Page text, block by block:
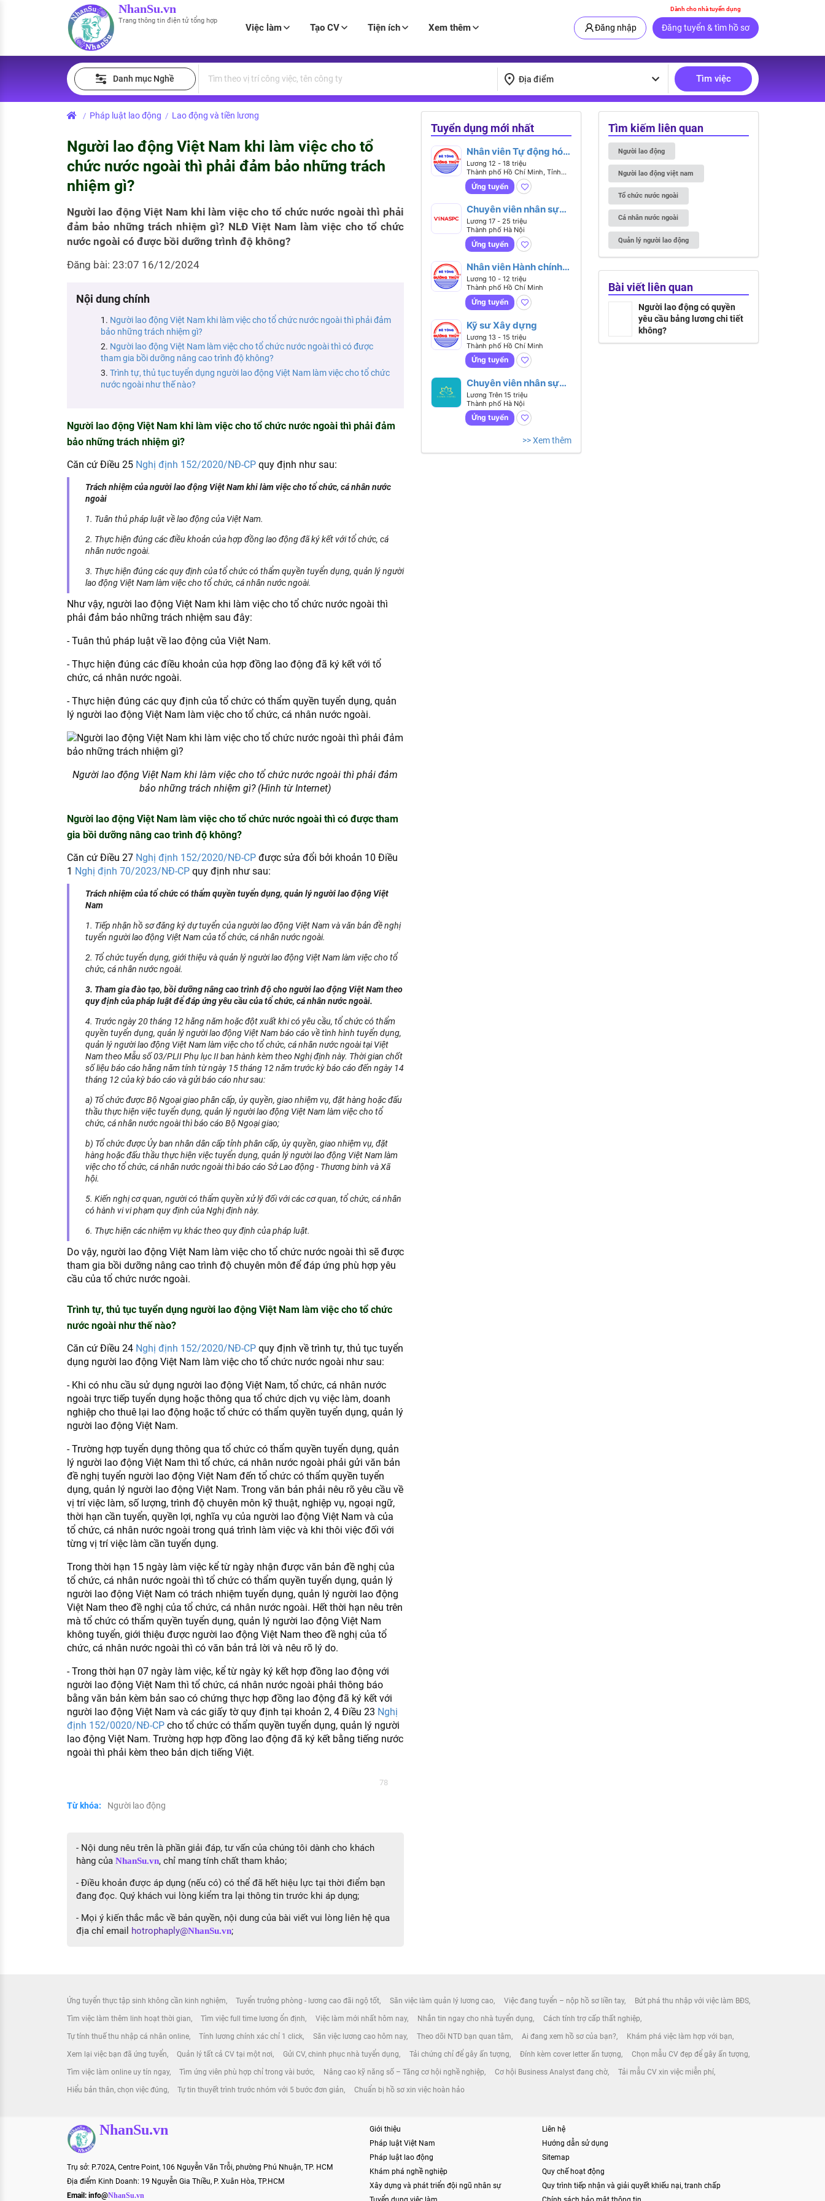
Dành cho nhà tuyển dụng
NhanSu.vn
Trang thông tin điện tử tổng hợp
Việc làm Tạo CV Tiện ích Xem thêm Đăng nhập Đăng tuyển & tìm hồ sơ
Tìm việc làm
Việc làm tốt nhất
Danh sách nhà tuyển dụng
Nhà tuyển dụng hàng đầu
Quản lý CV
MẪU CV THEO STYLE
Mẫu CV đơn giản
Mẫu CV hiện đại
Tính lương Gross - Net
PHÁP LUẬT VIỆT NAM
Văn bản pháp luật
Chính sách mới
Lao động và tiền lương
Bảo hiểm và phúc lợi
Thuế thu nhập
Hồ sơ biểu mẫu
Chính sách lao động
Tử vi nghề nghiệp
Kỹ năng nghề nghiệp
HƯỚNG NGHIỆP VIỆC LÀM
Đặc trưng từng nghề
XÂY DỰNG VÀ PHÁT TRIỂN ĐỘI NGŨ
TUYỂN DỤNG VIỆC LÀM
Danh mục Nghề Địa điểm Tìm việc
/ Pháp luật lao động / Lao động và tiền lương
Người lao động Việt Nam khi làm việc cho tổ
chức nước ngoài thì phải đảm bảo những trách
nhiệm gì?
Người lao động Việt Nam khi làm việc cho tổ chức nước ngoài thì phải
đảm bảo những trách nhiệm gì? NLĐ Việt Nam làm việc cho tổ chức
nước ngoài có được bồi dưỡng trình độ không?
Đăng bài: 23:07 16/12/2024
Nội dung chính
Người lao động Việt Nam khi làm việc cho tổ chức nước ngoài thì phải đảm
bảo những trách nhiệm gì?
Người lao động Việt Nam làm việc cho tổ chức nước ngoài thì có được
tham gia bồi dưỡng nâng cao trình độ không?
Trình tự, thủ tục tuyển dụng người lao động Việt Nam làm việc cho tổ chức
nước ngoài như thế nào?
Người lao động Việt Nam khi làm việc cho tổ chức nước ngoài thì phải đảm
bảo những trách nhiệm gì?
Căn cứ Điều 25Nghị định 152/2020/NĐ-CPquy định như sau:
Trách nhiệm của người lao động Việt Nam khi làm việc cho tổ chức, cá nhân nước
ngoài
1. Tuân thủ pháp luật về lao động của Việt Nam.
2. Thực hiện đúng các điều khoản của hợp đồng lao động đã ký kết với tổ chức, cá
nhân nước ngoài.
3. Thực hiện đúng các quy định của tổ chức có thẩm quyền tuyển dụng, quản lý người
lao động Việt Nam làm việc cho tổ chức, cá nhân nước ngoài.
Như vậy, người lao động Việt Nam khi làm việc cho tổ chức nước ngoài thì
phải đảm bảo những trách nhiệm sau đây:
- Tuân thủ pháp luật về lao động của Việt Nam.
- Thực hiện đúng các điều khoản của hợp đồng lao động đã ký kết với tổ
chức, cá nhân nước ngoài.
- Thực hiện đúng các quy định của tổ chức có thẩm quyền tuyển dụng, quản
lý người lao động Việt Nam làm việc cho tổ chức, cá nhân nước ngoài.
Người lao động Việt Nam khi làm việc cho tổ chức nước ngoài thì phải đảm
bảo những trách nhiệm gì? (Hình từ Internet)
Người lao động Việt Nam làm việc cho tổ chức nước ngoài thì có được tham
gia bồi dưỡng nâng cao trình độ không?
Căn cứ Điều 27 Nghị định 152/2020/NĐ-CPđược sửa đổi bởi khoản 10 Điều
1 Nghị định 70/2023/NĐ-CPquy định như sau:
Trách nhiệm của tổ chức có thẩm quyền tuyển dụng, quản lý người lao động Việt
Nam
1. Tiếp nhận hồ sơ đăng ký dự tuyển của người lao động Việt Nam và văn bản đề nghị
tuyển người lao động Việt Nam của tổ chức, cá nhân nước ngoài.
2. Tổ chức tuyển dụng, giới thiệu và quản lý người lao động Việt Nam làm việc cho tổ
chức, cá nhân nước ngoài.
3. Tham gia đào tạo, bồi dưỡng nâng cao trình độ cho người lao động Việt Nam theo
quy định của pháp luật để đáp ứng yêu cầu của tổ chức, cá nhân nước ngoài.
4. Trước ngày 20 tháng 12 hằng năm hoặc đột xuất khi có yêu cầu, tổ chức có thẩm
quyền tuyển dụng, quản lý người lao động Việt Nam báo cáo về tình hình tuyển dụng,
quản lý người lao động Việt Nam làm việc cho tổ chức, cá nhân nước ngoài tại Việt
Nam theo Mẫu số 03/PLII Phụ lục II ban hành kèm theo Nghị định này. Thời gian chốt
số liệu báo cáo hằng năm tính từ ngày 15 tháng 12 năm trước kỳ báo cáo đến ngày 14
tháng 12 của kỳ báo cáo và gửi báo cáo như sau:
a) Tổ chức được Bộ Ngoại giao phân cấp, ủy quyền, giao nhiệm vụ, đặt hàng hoặc đấu
thầu thực hiện việc tuyển dụng, quản lý người lao động Việt Nam làm việc cho tổ
chức, cá nhân nước ngoài thì báo cáo Bộ Ngoại giao;
b) Tổ chức được Ủy ban nhân dân cấp tỉnh phân cấp, ủy quyền, giao nhiệm vụ, đặt
hàng hoặc đấu thầu thực hiện việc tuyển dụng, quản lý người lao động Việt Nam làm
việc cho tổ chức, cá nhân nước ngoài thì báo cáo Sở Lao động - Thương binh và Xã
hội.
5. Kiến nghị cơ quan, người có thẩm quyền xử lý đối với các cơ quan, tổ chức, cá nhân
có hành vi vi phạm quy định của Nghị định này.
6. Thực hiện các nhiệm vụ khác theo quy định của pháp luật.
Do vậy, người lao động Việt Nam làm việc cho tổ chức nước ngoài thì sẽ được
tham gia bồi dưỡng nâng cao trình độ chuyên môn để đáp ứng phù hợp yêu
cầu của tổ chức nước ngoài.
Trình tự, thủ tục tuyển dụng người lao động Việt Nam làm việc cho tổ chức
nước ngoài như thế nào?
Căn cứ Điều 24 Nghị định 152/2020/NĐ-CPquy định về trình tự, thủ tục tuyển
dụng người lao động Việt Nam làm việc cho tổ chức nước ngoài như sau:
- Khi có nhu cầu sử dụng người lao động Việt Nam, tổ chức, cá nhân nước
ngoài trực tiếp tuyển dụng hoặc thông qua tổ chức dịch vụ việc làm, doanh
nghiệp cho thuê lại lao động hoặc tổ chức có thẩm quyền tuyển dụng, quản lý
người lao động Việt Nam.
- Trường hợp tuyển dụng thông qua tổ chức có thẩm quyền tuyển dụng, quản
lý người lao động Việt Nam thì tổ chức, cá nhân nước ngoài phải gửi văn bản
đề nghị tuyển người lao động Việt Nam đến tổ chức có thẩm quyền tuyển
dụng, quản lý người lao động Việt Nam. Trong văn bản phải nêu rõ yêu cầu về
vị trí việc làm, số lượng, trình độ chuyên môn kỹ thuật, nghiệp vụ, ngoại ngữ,
thời hạn cần tuyển, quyền lợi, nghĩa vụ của người lao động Việt Nam và của
tổ chức, cá nhân nước ngoài trong quá trình làm việc và khi thôi việc đối với
từng vị trí việc làm cần tuyển dụng.
Trong thời hạn 15 ngày làm việc kể từ ngày nhận được văn bản đề nghị của
tổ chức, cá nhân nước ngoài thì tổ chức có thẩm quyền tuyển dụng, quản lý
người lao động Việt Nam có trách nhiệm tuyển dụng, quản lý người lao động
Việt Nam theo đề nghị của tổ chức, cá nhân nước ngoài. Hết thời hạn nêu trên
mà tổ chức có thẩm quyền tuyển dụng, quản lý người lao động Việt Nam
không tuyển, giới thiệu được người lao động Việt Nam theo đề nghị của tổ
chức, cá nhân nước ngoài thì có văn bản trả lời và nêu rõ lý do.
- Trong thời hạn 07 ngày làm việc, kể từ ngày ký kết hợp đồng lao động với
người lao động Việt Nam thì tổ chức, cá nhân nước ngoài phải thông báo
bằng văn bản kèm bản sao có chứng thực hợp đồng lao động đã ký kết với
người lao động Việt Nam và các giấy tờ quy định tại khoản 2, 4 Điều 23 Nghị
định 152/0020/NĐ-CPcho tổ chức có thẩm quyền tuyển dụng, quản lý người
lao động Việt Nam. Trường hợp hợp đồng lao động đã ký kết bằng tiếng nước
ngoài thì phải kèm theo bản dịch tiếng Việt.
78
Từ khóa: Người lao động
- Nội dung nêu trên là phần giải đáp, tư vấn của chúng tôi dành cho khách
hàng của NhanSu.vn, chỉ mang tính chất tham khảo;
- Điều khoản được áp dụng (nếu có) có thể đã hết hiệu lực tại thời điểm bạn
đang đọc. Quý khách vui lòng kiểm tra lại thông tin trước khi áp dụng;
- Mọi ý kiến thắc mắc về bản quyền, nội dung của bài viết vui lòng liên hệ qua
địa chỉ email hotrophaply@NhanSu.vn;
Tuyển dụng mới nhất
Nhân viên Tự động hóa
(Lương 12-15 Triệu -
Nhận Việc Ngay)
Lương 12 - 18 triệu
Thành phố Hồ Chí Minh, Tỉnh
Sóc Trăng, Tỉnh Tiền Giang
Ứng tuyển
Chuyên viên nhân sự
tổng hợp (Lương từ 17 -
25 triệu)
Lương 17 - 25 triệu
Thành phố Hà Nội
Ứng tuyển
Nhân viên Hành chính
Nhân sự
Lương 10 - 12 triệu
Thành phố Hồ Chí Minh
Ứng tuyển
Kỹ sư Xây dựng
Lương 13 - 15 triệu
Thành phố Hồ Chí Minh
Ứng tuyển
Chuyên viên nhân sự
tổng hợp (Tiếng
Anh giao tiếp)
Lương Trên 15 triệu
Thành phố Hà Nội
Ứng tuyển
>> Xem thêm
Tìm kiếm liên quan
Người lao động
Người lao động việt nam
Tổ chức nước ngoài
Cá nhân nước ngoài
Quản lý người lao động
Bài viết liên quan
Người lao động có quyền
yêu cầu bảng lương chi tiết
không?
Ứng tuyển thực tập sinh không cần kinh nghiệm Tuyển trưởng phòng - lương cao đãi ngộ tốt Săn việc làm quản lý lương cao Việc đang tuyển – nộp hồ sơ liền tay Bứt phá thu nhập với việc làm BĐS
Tìm việc làm thêm linh hoạt thời gian Tìm việc full time lương ổn định Việc làm mới nhất hôm nay Nhắn tin ngay cho nhà tuyển dụng Cách tính trợ cấp thất nghiệp
Tự tính thuế thu nhập cá nhân online Tính lương chính xác chỉ 1 click Săn việc lương cao hôm nay Theo dõi NTD bạn quan tâm Ai đang xem hồ sơ của bạn? Khám phá việc làm hợp với bạn
Xem lại việc bạn đã ứng tuyển Quản lý tất cả CV tại một nơi Gửi CV, chinh phục nhà tuyển dụng Tải chứng chỉ để gây ấn tượng Đính kèm cover letter ấn tượng Chọn mẫu CV đẹp để gây ấn tượng
Tìm việc làm online uy tín ngay Tìm ứng viên phù hợp chỉ trong vài bước Nâng cao kỹ năng số – Tăng cơ hội nghề nghiệp Cơ hội Business Analyst đang chờ Tải mẫu CV xin việc miễn phí
Hiểu bản thân, chọn việc đúng Tự tin thuyết trình trước nhóm với 5 bước đơn giản Chuẩn bị hồ sơ xin việc hoàn hảo
NhanSu.vn
Trụ sở: P.702A, Centre Point, 106 Nguyễn Văn Trỗi, phường Phú Nhuận, TP. HCM
Địa điểm Kinh Doanh: 19 Nguyễn Gia Thiều, P. Xuân Hòa, TP.HCM
Email: info@NhanSu.vn
Giới thiệu
Pháp luật Việt Nam
Pháp luật lao động
Khám phá nghề nghiệp
Xây dựng và phát triển đội ngũ nhân sự
Liên hệ
Hướng dẫn sử dụng
Sitemap
Quy chế hoạt động
Quy trình tiếp nhận và giải quyết khiếu nại, tranh chấp